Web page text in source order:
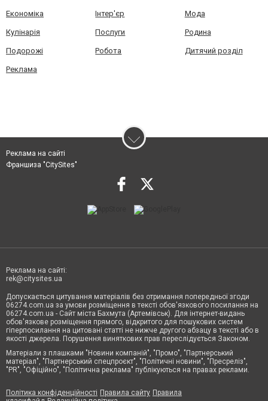
Економіка Інтер'єр Мода
Кулінарія Послуги Родина
Подорожі Робота Дитячий розділ
Реклама
Реклама на сайті
Франшиза "CitySites"
Реклама на сайті:
rek@citysites.ua
Допускається цитування матеріалів без отримання попередньої згоди
06274.com.ua за умови розміщення в тексті обов'язкового посилання на
06274.com.ua - Сайт міста Бахмута (Артемівськ). Для інтернет-видань
обов'язкове розміщення прямого, відкритого для пошукових систем
гіперпосилання на цитовані статті не нижче другого абзацу в тексті або в
якості джерела. Порушення виняткових прав переслідується Законом.
Матеріали з плашками "Новини компаній", "Промо", "Партнерський
матеріал", "Партнерський спецпроєкт", "Політичні новини", "Пресреліз",
"PR", "Офіційно", "Політична реклама" публікуються на правах реклами.
Політика конфіденційності Правила сайту Правила